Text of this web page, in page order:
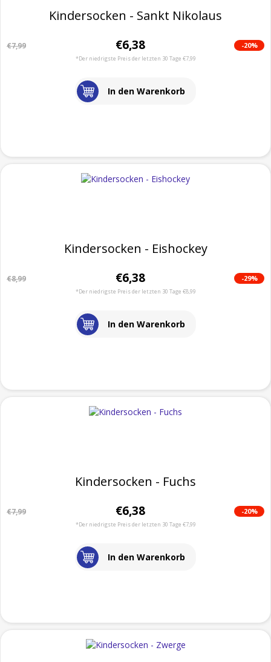
Kindersocken - Sankt Nikolaus
€7,99 €6,38 -20%
*Der niedrigste Preis der letzten 30 Tage €7,99
In den Warenkorb
Kindersocken - Eishockey
€8,99 €6,38 -29%
*Der niedrigste Preis der letzten 30 Tage €8,99
In den Warenkorb
Kindersocken - Fuchs
€7,99 €6,38 -20%
*Der niedrigste Preis der letzten 30 Tage €7,99
In den Warenkorb